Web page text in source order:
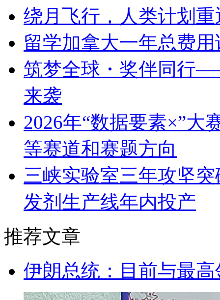
绕月飞行，人类计划
留学加拿大一年总费
筑梦全球・奖伴同行
来袭
2026年“数据要素×”大
等赛道和赛题方向
三峡实验室三年攻坚
发剂生产线年内投产
推荐文章
伊朗总统：目前与最